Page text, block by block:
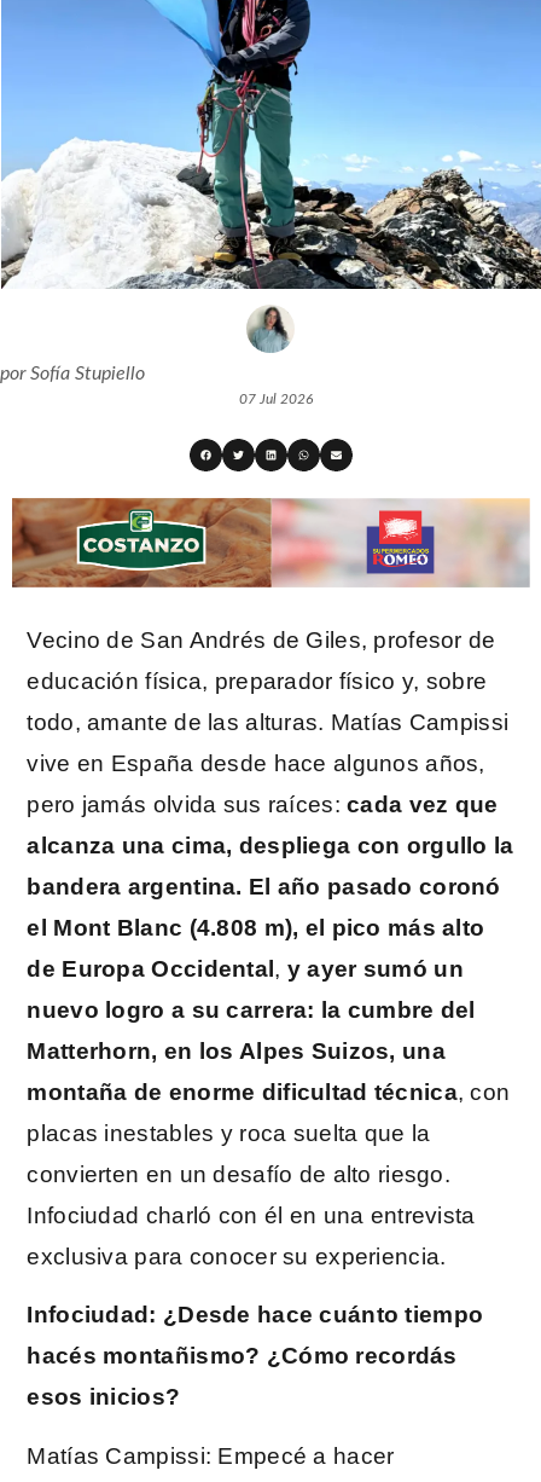
porSofía Stupiello
07 Jul 2026
Vecino de San Andrés de Giles, profesor de
educación física, preparador físico y, sobre
todo, amante de las alturas. Matías Campissi
vive en España desde hace algunos años,
pero jamás olvida sus raíces: cada vez que
alcanza una cima, despliega con orgullo la
bandera argentina. El año pasado coronó
el Mont Blanc (4.808 m), el pico más alto
de Europa Occidental , y ayer sumó un
nuevo logro a su carrera: la cumbre del
Matterhorn, en los Alpes Suizos, una
montaña de enorme dificultad técnica, con
placas inestables y roca suelta que la
convierten en un desafío de alto riesgo.
Infociudad charló con él en una entrevista
exclusiva para conocer su experiencia.
Infociudad: ¿Desde hace cuánto tiempo
hacés montañismo? ¿Cómo recordás
esos inicios?
Matías Campissi: Empecé a hacer